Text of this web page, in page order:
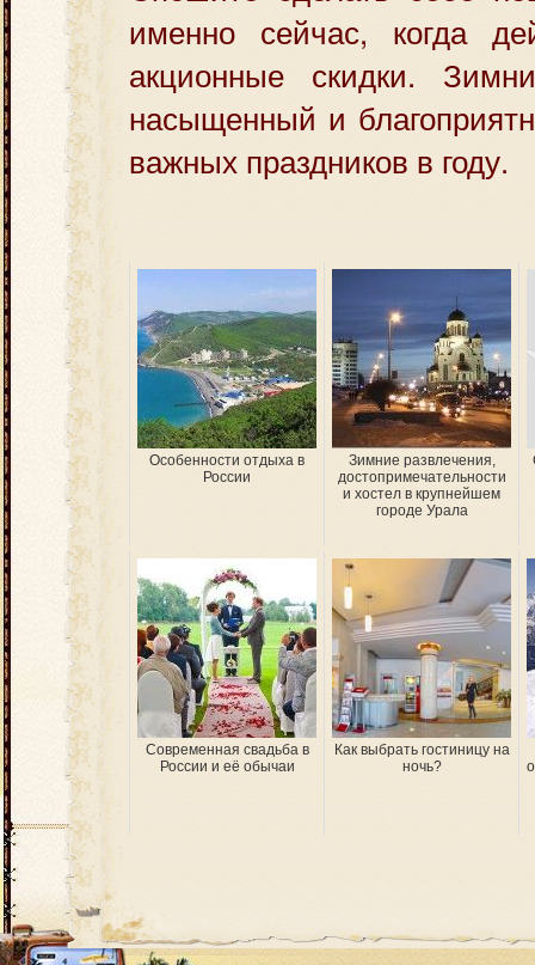
именно сейчас, когда
акционные скидки.
насыщенный и
важных праздников в году.
Особенности отдыха в
России
Зимние развлечения,
достопримечательности
и хостел в крупнейшем
городе Урала
Современная свадьба в
России и её обычаи
Как выбрать гостиницу на
ночь?